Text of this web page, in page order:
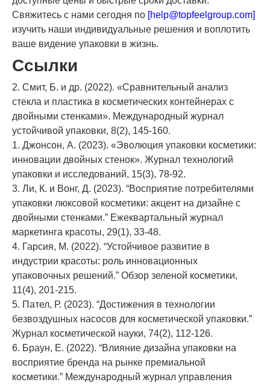
Свяжитесь с нами сегодня по [help@topfeelgroup.com]
изучить наши индивидуальные решения и воплотить
ваше видение упаковки в жизнь.
Ссылки
2. Смит, Б. и др. (2022). «Сравнительный анализ
стекла и пластика в косметических контейнерах с
двойными стенками». Международный журнал
устойчивой упаковки, 8(2), 145-160.
1. Джонсон, А. (2023). «Эволюция упаковки косметики:
инновации двойных стенок». Журнал технологий
упаковки и исследований, 15(3), 78-92.
3. Ли, К. и Вонг, Д. (2023). “Восприятие потребителями
упаковки люксовой косметики: акцент на дизайне с
двойными стенками.” Ежеквартальный журнал
маркетинга красоты, 29(1), 33-48.
4. Гарсия, М. (2022). “Устойчивое развитие в
индустрии красоты: роль инновационных
упаковочных решений.” Обзор зеленой косметики,
11(4), 201-215.
5. Пател, Р. (2023). “Достижения в технологии
безвоздушных насосов для косметической упаковки.”
Журнал косметической науки, 74(2), 112-126.
6. Браун, Е. (2022). “Влияние дизайна упаковки на
восприятие бренда на рынке премиальной
косметики.” Международный журнал управления